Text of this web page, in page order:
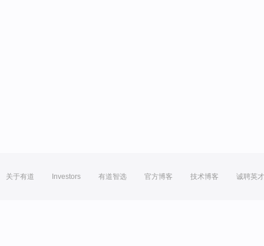
关于有道 Investors 有道智选 官方博客 技术博客 诚聘英才